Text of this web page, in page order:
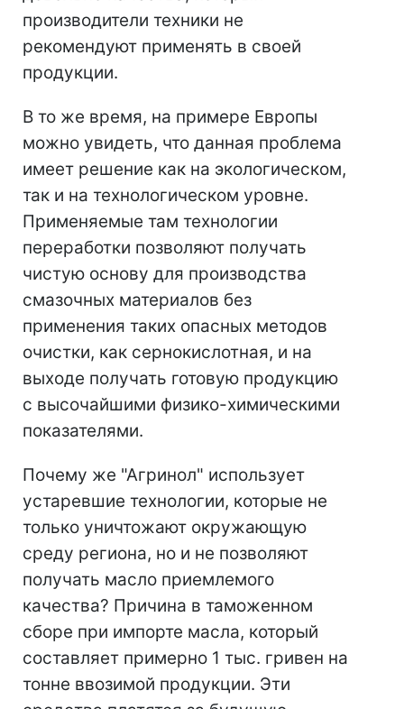
производители техники не
рекомендуют применять в своей
продукции.
В то же время, на примере Европы
можно увидеть, что данная проблема
имеет решение как на экологическом,
так и на технологическом уровне.
Применяемые там технологии
переработки позволяют получать
чистую основу для производства
смазочных материалов без
применения таких опасных методов
очистки, как сернокислотная, и на
выходе получать готовую продукцию
с высочайшими физико-химическими
показателями.
Почему же "Агринол" использует
устаревшие технологии, которые не
только уничтожают окружающую
среду региона, но и не позволяют
получать масло приемлемого
качества? Причина в таможенном
сборе при импорте масла, который
составляет примерно 1 тыс. гривен на
тонне ввозимой продукции. Эти